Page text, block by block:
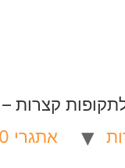
קצרות –
אתגרי 100 יום